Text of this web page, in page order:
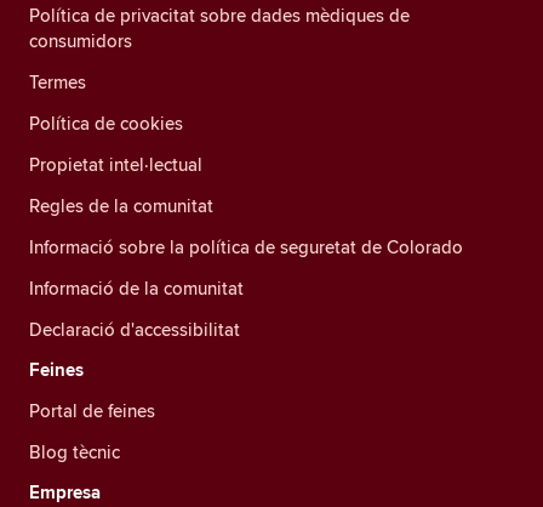
Política de privacitat sobre dades mèdiques de
consumidors
Termes
Política de cookies
Propietat intel·lectual
Regles de la comunitat
Informació sobre la política de seguretat de Colorado
Informació de la comunitat
Declaració d'accessibilitat
Feines
Portal de feines
Blog tècnic
Empresa